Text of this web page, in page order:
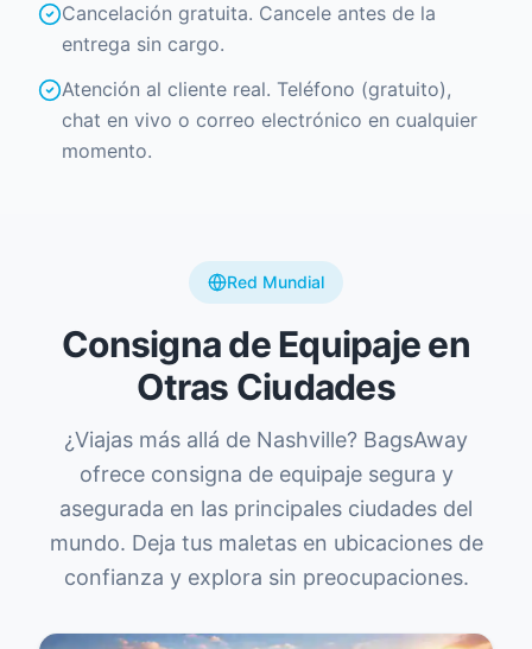
Cancelación gratuita. Cancele antes de la
entrega sin cargo.
Atención al cliente real. Teléfono (gratuito),
chat en vivo o correo electrónico en cualquier
momento.
Red Mundial
Consigna de Equipaje en
Otras Ciudades
¿Viajas más allá de Nashville? BagsAway
ofrece consigna de equipaje segura y
asegurada en las principales ciudades del
mundo. Deja tus maletas en ubicaciones de
confianza y explora sin preocupaciones.